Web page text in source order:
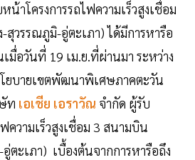
น้าโครงการรถไฟความเร็วสูงเชื่อม
วรรณภูมิ-อู่ตะเภา) ได้มีการหารือ
มื่อวันที่ 19 เม.ย.ที่ผ่านมา ระหว่าง
ยบายเขตพัฒนาพิเศษภาคตะวัน
ท เอเชีย เอราวัณ จำกัด ผู้รับ
ความเร็วสูงเชื่อม 3 สนามบิน
ตะเภา) เบื้องต้นจากการหารือถึง